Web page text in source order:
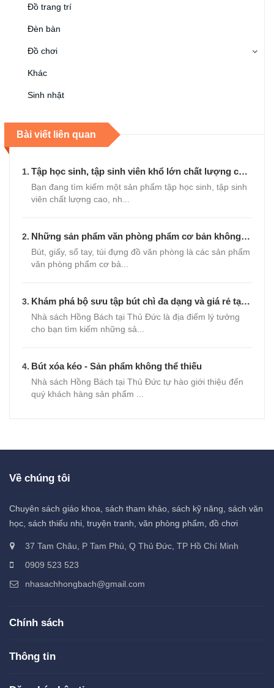
Đồ trang trí
Đèn bàn
Đồ chơi
Khác
Sinh nhật
Halloween
Tết
Giảm giá hôm nay
Bài viết liên quan
Tập học sinh, tập sinh viên khổ lớn chất lượng cao
giá rẻ chỉ từ 9.000 đồng
Bạn đang tìm kiếm một sản phẩm tập học sinh, tập sinh
viên chất lượng cao, nh...
Những sản phẩm văn phòng phẩm cơ bản không
thể thiếu
Bút, giấy, sổ tay, túi đựng đồ văn phòng là các sản phẩm
văn phòng phẩm cơ bả...
Khám phá bộ sưu tập bút chì đa dạng và giá rẻ tại
Nhà sách Hồng Bách
Nhà sách Hồng Bách tại Thủ Đức là địa điểm lý tưởng
cho bạn tìm kiếm những sả...
Bút xóa kéo - Sản phẩm không thể thiếu
Nhà sách Hồng Bách tại Thủ Đức tự hào giới thiệu đến
quý khách hàng sản phẩm ...
Về chúng tôi
Chuyên sách giáo khoa, sách tham khảo, sách kỹ năng, sách văn
học, sách thiếu nhi, truyện tranh, văn phòng phẩm, đồ chơi
37 Tam Châu, P Tam Phú, Q Thủ Đức, TP Hồ Chí Minh
0909 523 523
nhasachhongbach@gmail.com
Chính sách
Thông tin